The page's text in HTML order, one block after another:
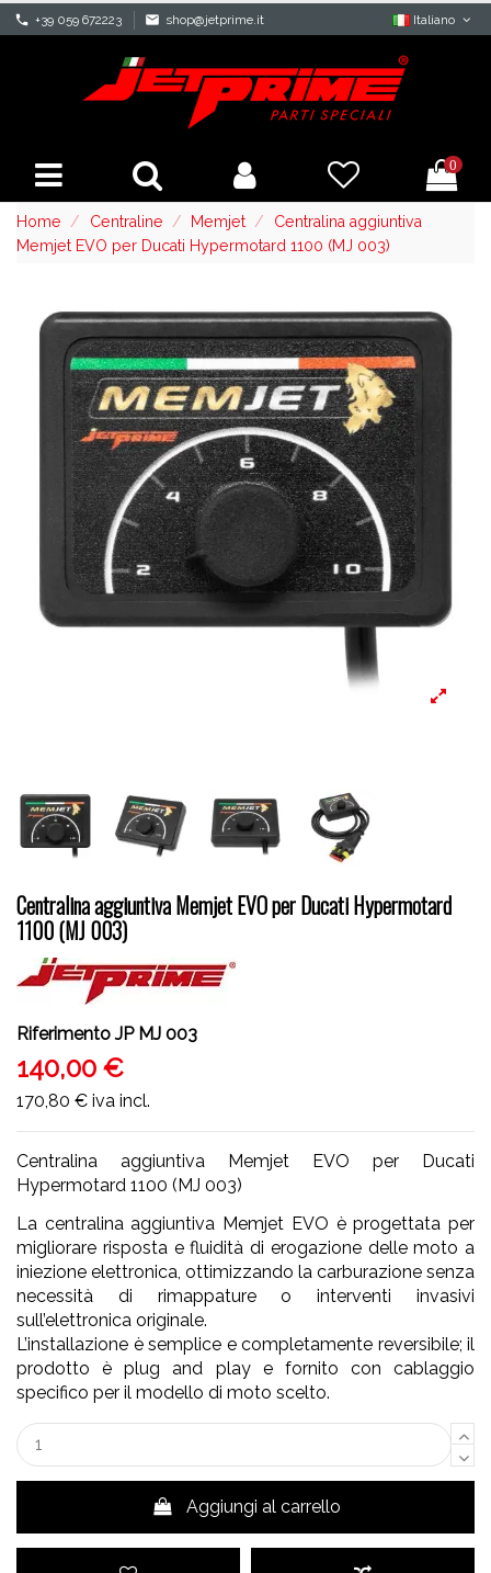
phone +39 059 672223 mail shop@jetprime.it Italiano
0
Home Centraline Memjet
Centralina aggiuntiva
Memjet EVO per Ducati Hypermotard 1100 (MJ 003)
Centralina aggiuntiva Memjet EVO per Ducati Hypermotard
1100 (MJ 003)
Riferimento JP MJ 003
140,00 €
170,80 € iva incl.
Centralina aggiuntiva Memjet EVO per Ducati
Hypermotard 1100 (MJ 003)
La centralina aggiuntiva Memjet EVO è progettata per
migliorare risposta e fluidità di erogazione delle moto a
iniezione elettronica, ottimizzando la carburazione senza
necessità di rimappature o interventi invasivi
sull’elettronica originale.
L’installazione è semplice e completamente reversibile; il
prodotto è plug and play e fornito con cablaggio
specifico per il modello di moto scelto.
Aggiungi al carrello